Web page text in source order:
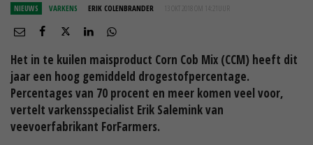
NIEUWS VARKENS ERIK COLENBRANDER 13 OKT 2018 OM 14:21
Het in te kuilen maisproduct Corn Cob Mix (CCM) heeft dit
jaar een hoog gemiddeld drogestofpercentage.
Percentages van 70 procent en meer komen veel voor,
vertelt varkensspecialist Erik Salemink van
veevoerfabrikant ForFarmers.